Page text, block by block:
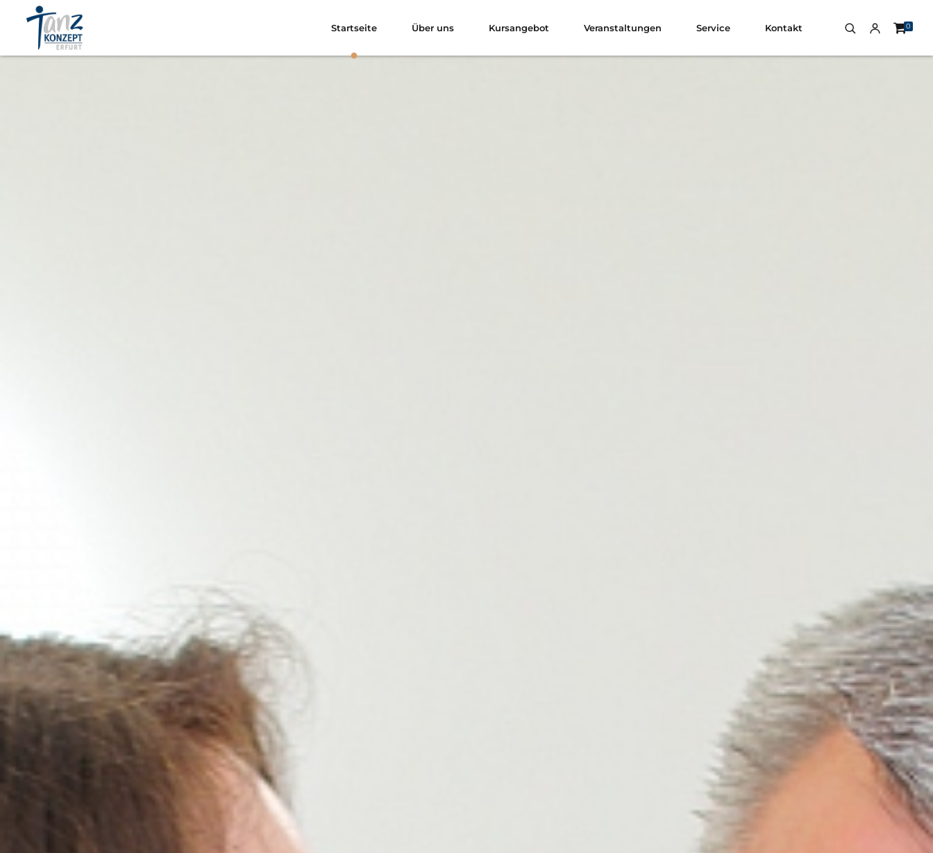
0
Startseite Über uns Kursangebot Veranstaltungen Service Kontakt